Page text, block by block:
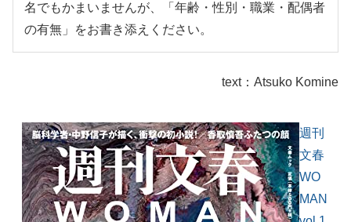
名でもかまいませんが、「年齢・性別・職業・配偶者
の有無」をお書き添えください。
text：Atsuko Komine
週刊
文春
WO
MAN